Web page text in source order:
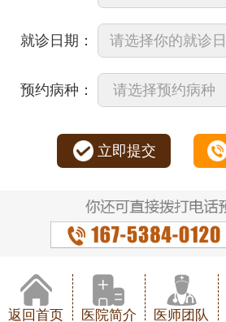
就诊日期：
预约病种：
立即提交
返回首页 医院简介 医师团队